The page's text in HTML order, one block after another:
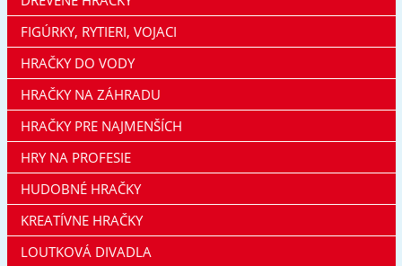
FIGÚRKY, RYTIERI, VOJACI
HRAČKY DO VODY
HRAČKY NA ZÁHRADU
HRAČKY PRE NAJMENŠÍCH
HRY NA PROFESIE
HUDOBNÉ HRAČKY
KREATÍVNE HRAČKY
LOUTKOVÁ DIVADLA